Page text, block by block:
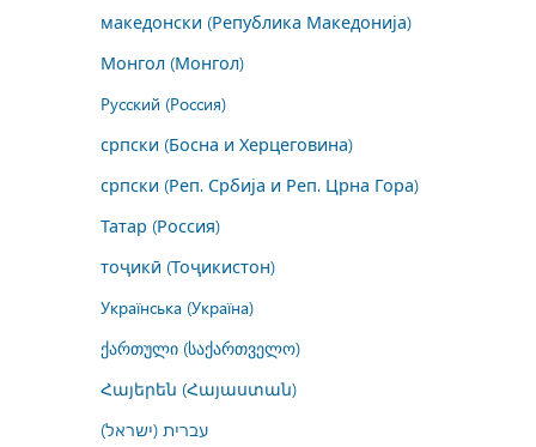
македонски (Република Македонија)
Монгол (Монгол)
Русский (Россия)
српски (Босна и Херцеговина)
српски (Реп. Србија и Реп. Црна Гора)
Татар (Россия)
тоҷикӣ (Тоҷикистон)
Українська (Україна)
ქართული (საქართველო)
Հայերեն (Հայաստան)
עברית (ישראל)